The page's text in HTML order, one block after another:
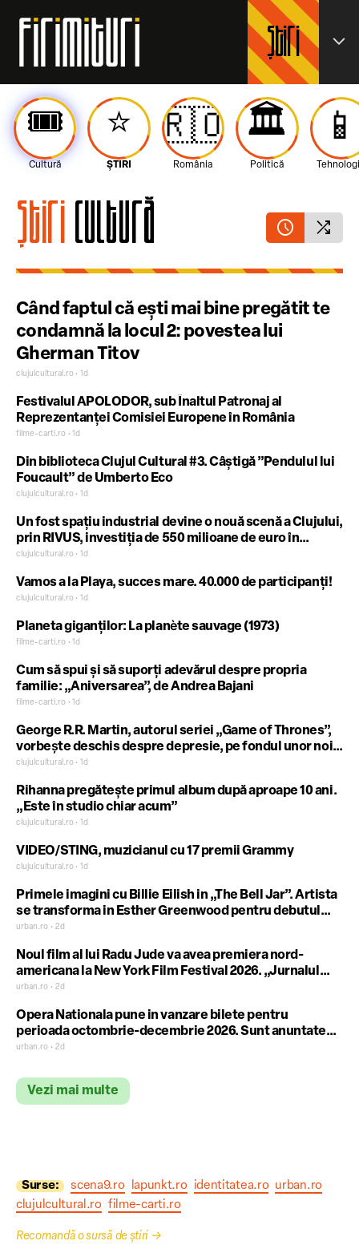
Știri expand_more
🎟️
Cultură
⭐️
ȘTIRI
🇷🇴
România
🏛️
Politică
ȘtiriCultură schedule shuffle
Când faptul că ești mai bine pregătit te
condamnă la locul 2: povestea lui
Gherman Titov
clujulcultural.ro • 1d
Festivalul APOLODOR, sub Înaltul Patronaj al
Reprezentanței Comisiei Europene în România
filme-carti.ro • 1d
Din biblioteca Clujul Cultural #3. Câștigă ”Pendulul lui
Foucault” de Umberto Eco
clujulcultural.ro • 1d
Un fost spațiu industrial devine o nouă scenă a Clujului,
prin RIVUS, investiția de 550 milioane de euro în
reconversie urbană
clujulcultural.ro • 1d
Vamos a la Playa, succes mare. 40.000 de participanți!
clujulcultural.ro • 1d
Planeta giganților: La planète sauvage (1973)
filme-carti.ro • 1d
Cum să spui și să suporți adevărul despre propria
familie: „Aniversarea”, de Andrea Bajani
filme-carti.ro • 1d
George R.R. Martin, autorul seriei „Game of Thrones”,
vorbeşte deschis despre depresie, pe fondul unor noi
întârzieri editoriale: „A îmbătrâni nu e deloc distractiv”
clujulcultural.ro • 1d
Rihanna pregătește primul album după aproape 10 ani.
„Este în studio chiar acum”
clujulcultural.ro • 1d
VIDEO/STING, muzicianul cu 17 premii Grammy
clujulcultural.ro • 1d
Primele imagini cu Billie Eilish in „The Bell Jar”. Artista
se transforma in Esther Greenwood pentru debutul
sau intr-un lungmetraj
urban.ro • 2d
Noul film al lui Radu Jude va avea premiera nord-
americana la New York Film Festival 2026. „Jurnalul
unei cameriste” va fi lansat in Romania pe 20
urban.ro • 2d
Opera Nationala pune in vanzare bilete pentru
perioada octombrie-decembrie 2026. Sunt anuntate
doua premiere: „Tannhauser” si „Giselle”.
urban.ro • 2d
Vezi mai multe
Surse: scena9.ro lapunkt.ro identitatea.ro urban.ro
clujulcultural.ro filme-carti.ro
Recomandă o sursă de știri →